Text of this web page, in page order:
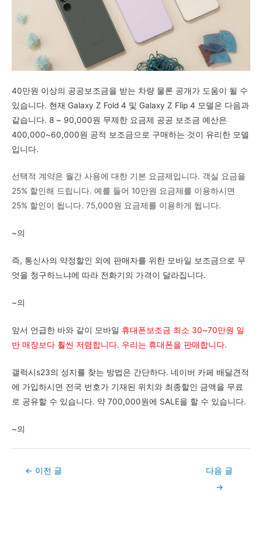
40만원 이상의 공공보조금을 받는 차량 물론 공개가 도움이 될 수
있습니다. 현재 Galaxy Z Fold 4 및 Galaxy Z Flip 4 모델은 다음과
같습니다. 8 ~ 90,000원 ​​무제한 요금제 공공 보조금 예산은
400,000~60,000원 공적 보조금으로 구매하는 것이 유리한 모델
입니다.
선택적 계약은 월간 사용에 대한 기본 요금제입니다. 객실 요금을
25% 할인해 드립니다. 예를 들어 10만원 요금제를 이용하시면
25% 할인이 됩니다. 75,000원 ​​요금제를 이용하게 됩니다.
~의
즉, 통신사의 약정할인 외에 판매자를 위한 모바일 보조금으로 무
엇을 청구하느냐에 따라 전화기의 가격이 달라집니다.
~의
앞서 언급한 바와 같이 모바일 휴대폰보조금 최소 30~70만원 일
반 매장보다 훨씬 저렴합니다. 우리는 휴대폰을 판매합니다.
갤럭시s23의 성지를 찾는 방법은 간단하다. 네이버 카페 배달견적
에 가입하시면 전국 번호가 기재된 위치와 최종할인 금액을 무료
로 공유할 수 있습니다. 약 700,000원에 SALE을 할 수 있습니다.
~의
Post← 이전 글
다음 글
→